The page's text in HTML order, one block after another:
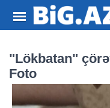
"Lökbatan"
Foto